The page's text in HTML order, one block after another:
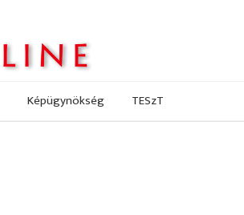
Képügynökség TESzT